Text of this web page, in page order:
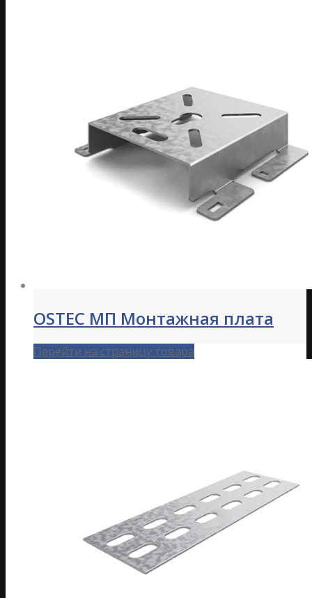
OSTEC МП Монтажная плата
Перейти на страницу товара